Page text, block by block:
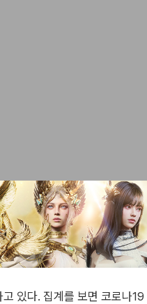
고 있다. 집계를 보면 코로나